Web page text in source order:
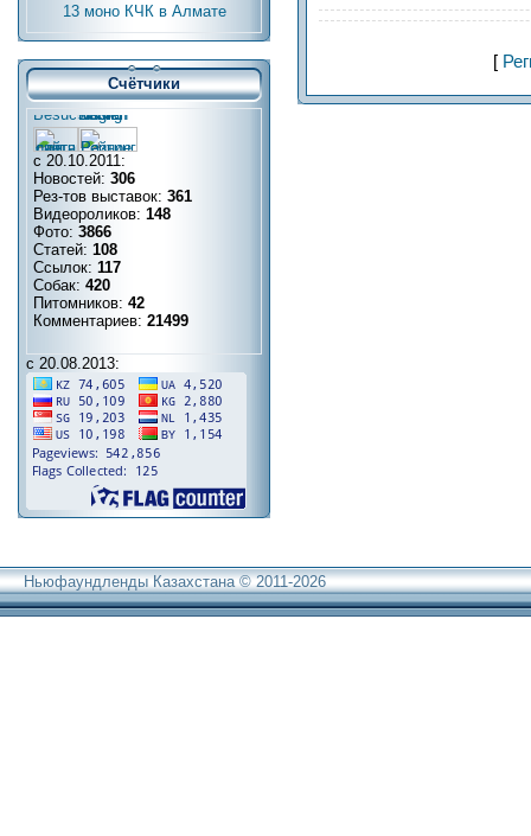
13 моно КЧК в Алмате
Счётчики
с 20.10.2011:
Новостей: 306
Рез-тов выставок: 361
Видеороликов: 148
Фото: 3866
Статей: 108
Ссылок: 117
Собак: 420
Питомников: 42
Комментариев: 21499
с 20.08.2013:
[
Ньюфаундленды Казахстана © 2011-2026